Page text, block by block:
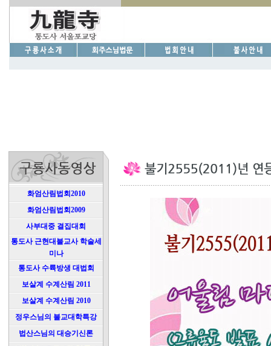
화엄산림법회2010
화엄산림법회2009
사부대중 결집대회
통도사 근현대불교사 학술세
미나
통도사 수륙방생 대법회
보살계 수계산림 2011
보살계 수계산림 2010
정우스님의 불교대학특강
법산스님의 대승기신론